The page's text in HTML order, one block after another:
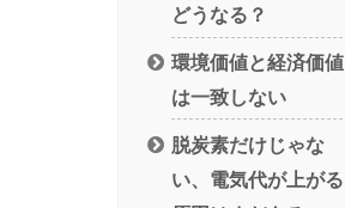
どうなる？
環境価値と経済価値
は一致しない
脱炭素だけじゃな
い、電気代が上がる